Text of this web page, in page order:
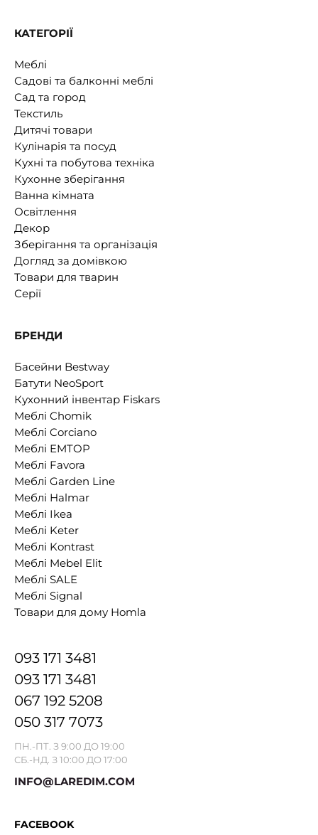
КАТЕГОРІЇ
Меблі
Садові та балконні меблі
Сад та город
Текстиль
Дитячі товари
Кулінарія та посуд
Кухні та побутова техніка
Кухонне зберігання
Ванна кімната
Освітлення
Декор
Зберігання та організація
Догляд за домівкою
Товари для тварин
Серії
БРЕНДИ
Басейни Bestway
Батути NeoSport
Кухонний інвентар Fiskars
Меблі Chomik
Меблі Corciano
Меблі EMTOP
Меблі Favora
Меблі Garden Line
Меблі Halmar
Меблі Ikea
Меблі Keter
Меблі Kontrast
Меблі Mebel Elit
Меблі SALE
Меблі Signal
Товари для дому Homla
093 171 3481
093 171 3481
067 192 5208
050 317 7073
ПН.-ПТ. З 9:00 ДО 19:00
СБ.-НД. З 10:00 ДО 17:00
INFO@LAREDIM.COM
FACEBOOK